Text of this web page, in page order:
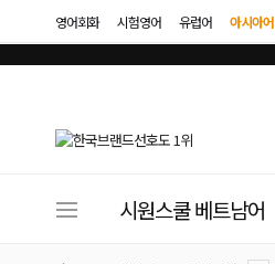
영어회화 시험영어 유럽어 아시아어
이
시원스쿨 베트남어